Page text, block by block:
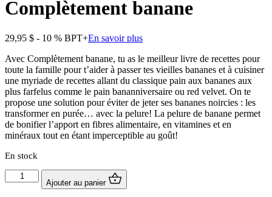
Complètement banane
29,95 $ - 10 % BPT+En savoir plus
Avec Complètement banane, tu as le meilleur livre de recettes pour
toute la famille pour t’aider à passer tes vieilles bananes et à cuisiner
une myriade de recettes allant du classique pain aux bananes aux
plus farfelus comme le pain bananniversaire ou red velvet. On te
propose une solution pour éviter de jeter ses bananes noircies : les
transformer en purée… avec la pelure! La pelure de banane permet
de bonifier l’apport en fibres alimentaire, en vitamines et en
minéraux tout en étant imperceptible au goût!
En stock
quantité
de
Ajouter au panier